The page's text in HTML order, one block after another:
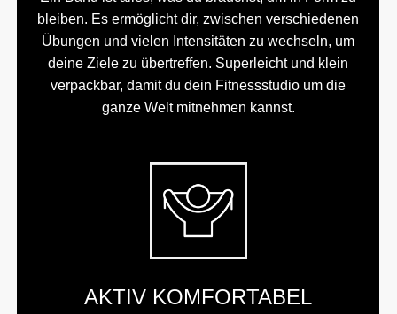
bleiben. Es ermöglicht dir, zwischen verschiedenen
Übungen und vielen Intensitäten zu wechseln, um
deine Ziele zu übertreffen. Superleicht und klein
verpackbar, damit du dein Fitnessstudio um die
ganze Welt mitnehmen kannst.
AKTIV KOMFORTABEL